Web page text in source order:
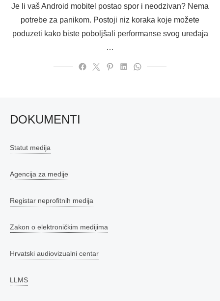
Je li vaš Android mobitel postao spor i neodzivan? Nema
potrebe za panikom. Postoji niz koraka koje možete
poduzeti kako biste poboljšali performanse svog uređaja
…
DOKUMENTI
Statut medija
Agencija za medije
Registar neprofitnih medija
Zakon o elektroničkim medijima
Hrvatski audiovizualni centar
LLMS